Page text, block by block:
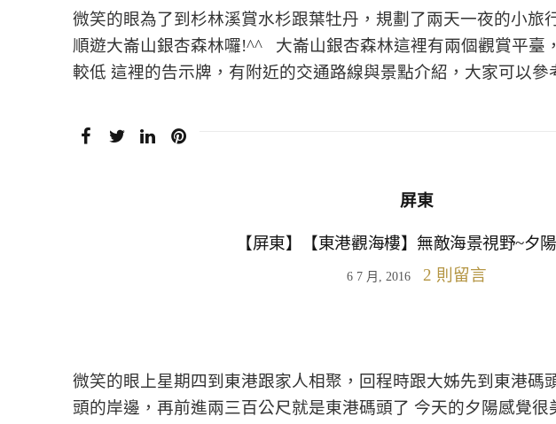
微笑的眼為了到杉林溪賞水杉跟葉牡丹，規劃了兩天一夜的小旅
順遊大崙山銀杏森林囉!^^ 大崙山銀杏森林這裡有兩個觀賞平臺
較低 這裡的告示牌，有附近的交通路線與景點介紹，大家可以
屏東
【屏東】【東港觀海樓】無敵海景視野~夕
6 7 月, 2016 2 則留言
微笑的眼上星期四到東港跟家人相聚，回程時跟大姊先到東港碼
頭的岸邊，再前進兩三百公尺就是東港碼頭了 今天的夕陽感覺